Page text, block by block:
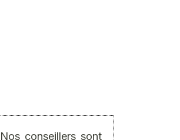
conseillers sont